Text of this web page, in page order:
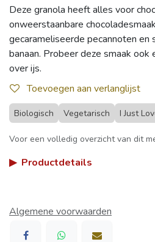
Deze granola heeft alles voor
onweerstaanbare
gecarameliseerde pecannoten
banaan. Probeer deze smaak
over ijs.
Toevoegen aan verlanglijst
Biologisch Vegetarisch I Just
Voor een volledig overzicht van dit
▶ Productdetails
Algemene voorwaarden